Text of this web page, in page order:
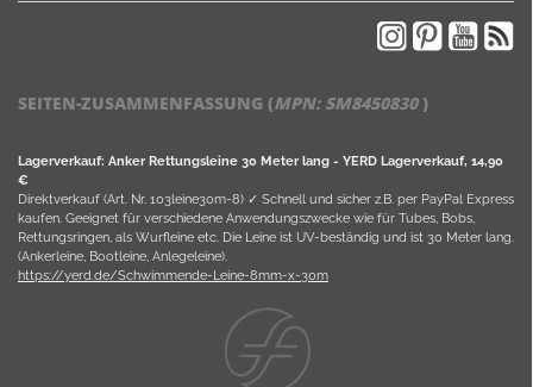
SEITEN-ZUSAMMENFASSUNG (MPN: SM8450830)
Lagerverkauf: Anker Rettungsleine 30 Meter lang - YERD Lagerverkauf, 14,90
€
Direktverkauf (Art. Nr. 103leine30m-8) ✓ Schnell und sicher z.B. per PayPal Express
kaufen. Geeignet für verschiedene Anwendungszwecke wie für Tubes, Bobs,
Rettungsringen, als Wurfleine etc. Die Leine ist UV-beständig und ist 30 Meter lang.
(Ankerleine, Bootleine, Anlegeleine).
https://yerd.de/Schwimmende-Leine-8mm-x-30m